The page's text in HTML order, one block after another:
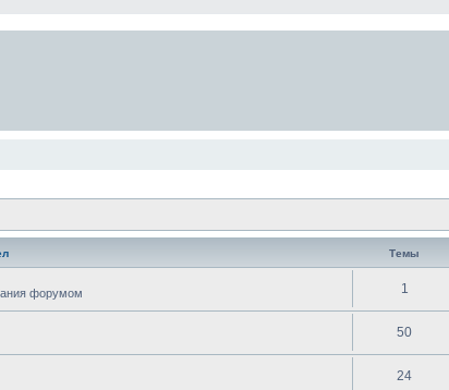
Темы
форумом 1
50
24